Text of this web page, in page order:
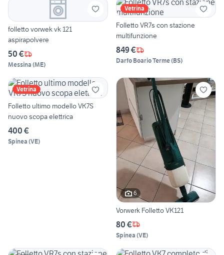
folletto vorwek vk 121
aspirapolvere
50 €
Messina (ME)
Vetrina
Folletto VR7s con stazione
multifunzione
849 €
Darfo Boario Terme(BS)
Vetrina
Folletto ultimo modello VK7S
nuovo scopa elettrica
400 €
Spinea (VE)
6
Vorwerk Folletto VK121
80 €
Spinea (VE)